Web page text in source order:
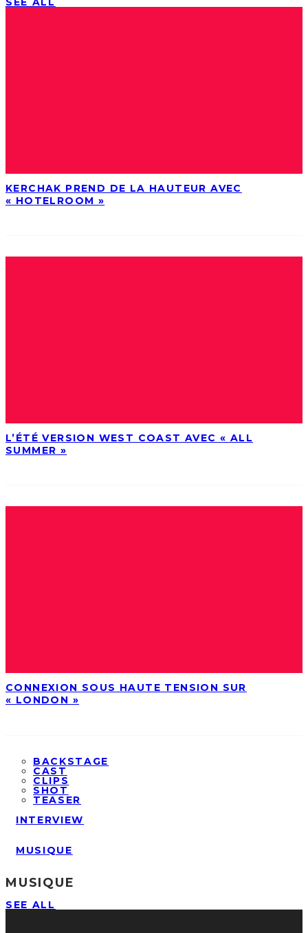
KERCHAK PREND DE LA HAUTEUR AVEC
« HOTELROOM »
L’ÉTÉ VERSION WEST COAST AVEC « ALL
SUMMER »
CONNEXION SOUS HAUTE TENSION SUR
« LONDON »
BACKSTAGE
CAST
CLIPS
SHOT
TEASER
INTERVIEW
MUSIQUE
MUSIQUE
SEE ALL